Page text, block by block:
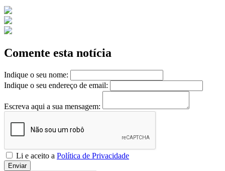
Comente esta notícia
Indique o seu nome:
Indique o seu endereço de email:
Escreva aqui a sua mensagem:
Li e aceito a Política de Privacidade
Enviar